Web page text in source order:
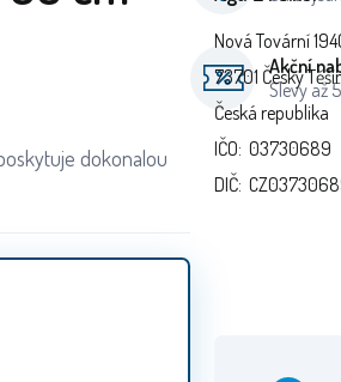
dokonalou
Akční
Slevy až
Nová Tovární
73701 Český
Česká republika
IČO: 03730689
DIČ: